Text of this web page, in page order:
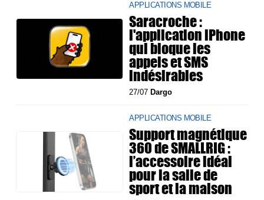
APPLICATIONS MOBILE
Saracroche :
l'application iPhone
qui bloque les
appels et SMS
indésirables
27/07 Dargo
APPLICATIONS MOBILE
Support magnétique
360 de SMALLRIG :
l’accessoire idéal
pour la salle de
sport et la maison